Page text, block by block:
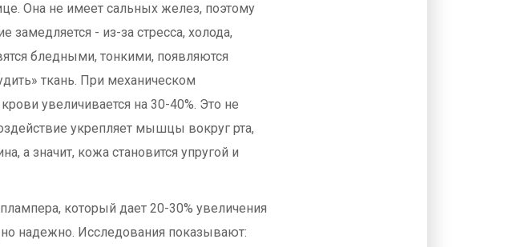
Она не имеет сальных желез, поэтому
замедляется - из-за стресса, холода,
бледными, тонкими, появляются
ткань. При механическом
увеличивается на 30-40%. Это не
укрепляет мышцы вокруг рта,
а значит, кожа становится упругой и
который дает 20-30% увеличения
надежно. Исследования показывают: